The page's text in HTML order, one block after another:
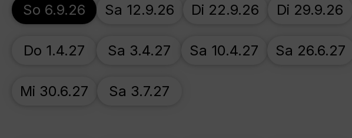
So 6.9.26 Sa 12.9.26 Di 22.9.26 Di 29.9.26
Do 1.4.27 Sa 3.4.27 Sa 10.4.27 Sa 26.6.27
Mi 30.6.27 Sa 3.7.27